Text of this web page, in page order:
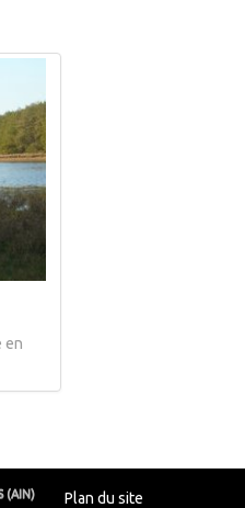
en
(AIN) Plan du site